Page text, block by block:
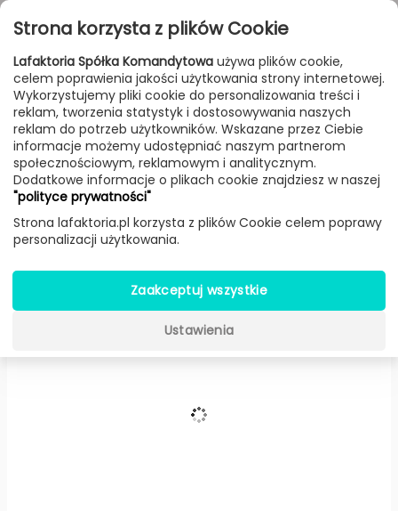
Przejdź do treści
FILTROWANIE & SORTOWANIE
Lampy Producenci Light Point Produkt
Rorhat ogrodowa LED (Czarna)
-Light Point
Strona korzysta z plików Cookie
Lafaktoria Spółka Komandytowa używa plików cookie,
celem poprawienia jakości użytkowania strony internetowej.
Wykorzystujemy pliki cookie do personalizowania treści i
reklam, tworzenia statystyk i dostosowywania naszych
reklam do potrzeb użytkowników. Wskazane przez Ciebie
informacje możemy udostępniać naszym partnerom
społecznościowym, reklamowym i analitycznym.
Dodatkowe informacje o plikach cookie znajdziesz w naszej
"polityce prywatności"
Strona lafaktoria.pl korzysta z plików Cookie celem poprawy
personalizacji użytkowania.
Zaakceptuj wszystkie
Ustawienia